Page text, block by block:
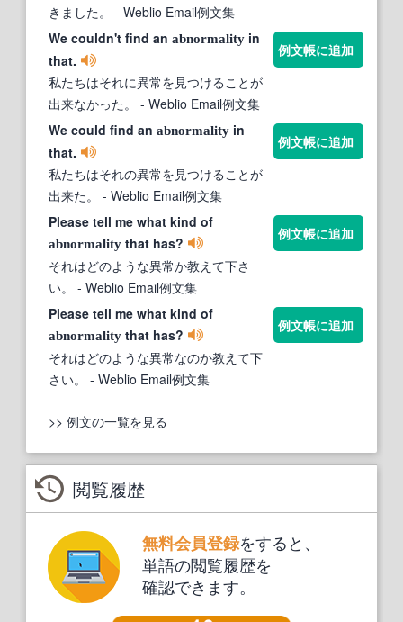
きました。
- Weblio Email例文集
We couldn't find an abnormality in
that.
私たちはそれに異常を見つけることが
出来なかった。
- Weblio Email例文集
例文帳に追加
We could find an abnormality in
that.
私たちはそれの異常を見つけることが
出来た。
- Weblio Email例文集
例文帳に追加
Please tell me what kind of
abnormality that has?
それはどのような異常か教えて下さ
い。
- Weblio Email例文集
例文帳に追加
Please tell me what kind of
abnormality that has?
それはどのような異常なのか教えて下
さい。
- Weblio Email例文集
例文帳に追加
>> 例文の一覧を見る
閲覧履歴
無料会員登録をすると、
単語の閲覧履歴を
確認できます。